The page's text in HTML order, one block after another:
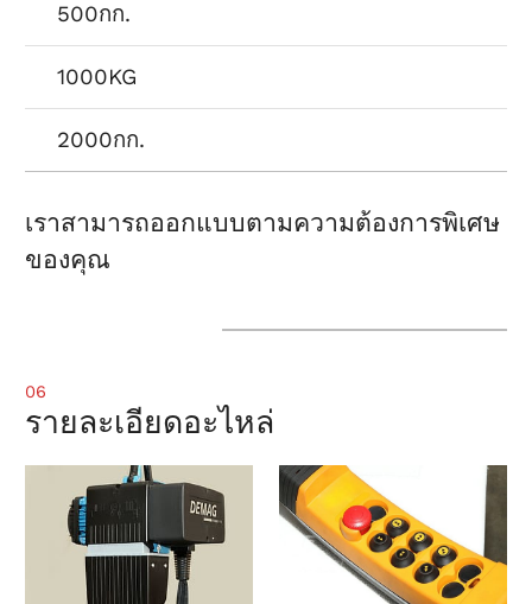
500กก.
1000KG
2000กก.
เราสามารถออกแบบตามความต้องการพิเศษ
ของคุณ
06
รายละเอียดอะไหล่